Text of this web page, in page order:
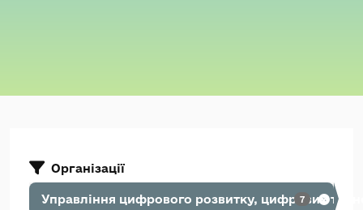
Організації
Управління цифрового розвитку, цифрових
7